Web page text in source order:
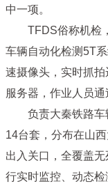
中一项。
TFDS俗称机检
车辆自动化检测5T
速摄像头，实时抓
服务器，作业人员通
负责大秦铁路
14台套，分布在山
出入关口，全覆盖
行实时监控、动态检